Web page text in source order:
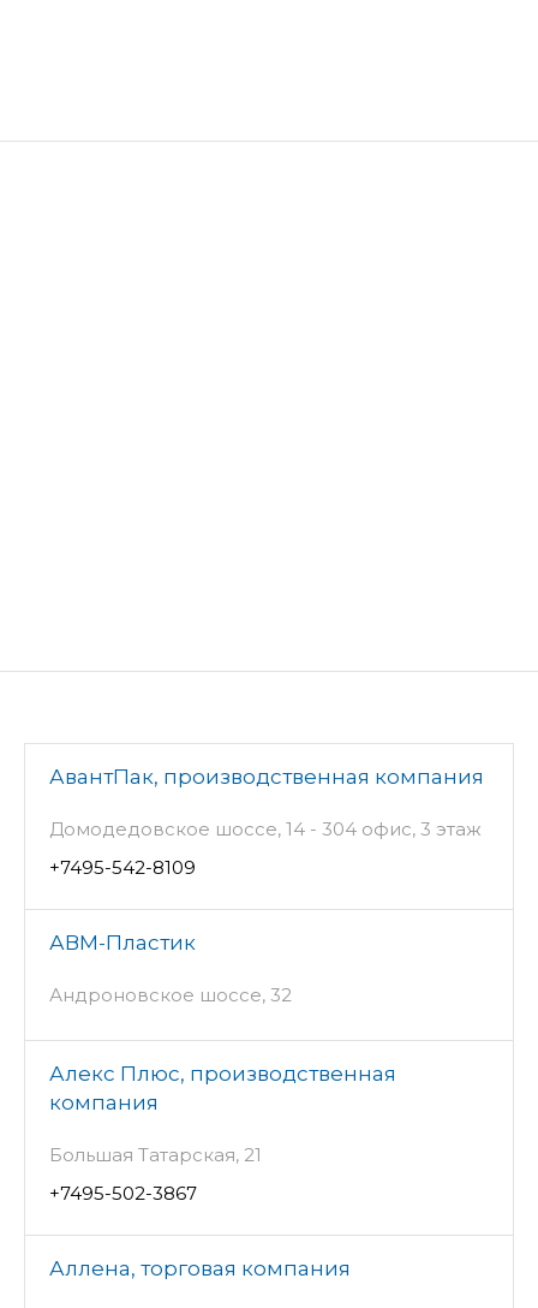
АвантПак, производственная компания
Домодедовское шоссе, 14 - 304 офис, 3 этаж
+7495-542-8109
АВМ-Пластик
Андроновское шоссе, 32
Алекс Плюс, производственная
компания
Большая Татарская, 21
+7495-502-3867
Аллена, торговая компания